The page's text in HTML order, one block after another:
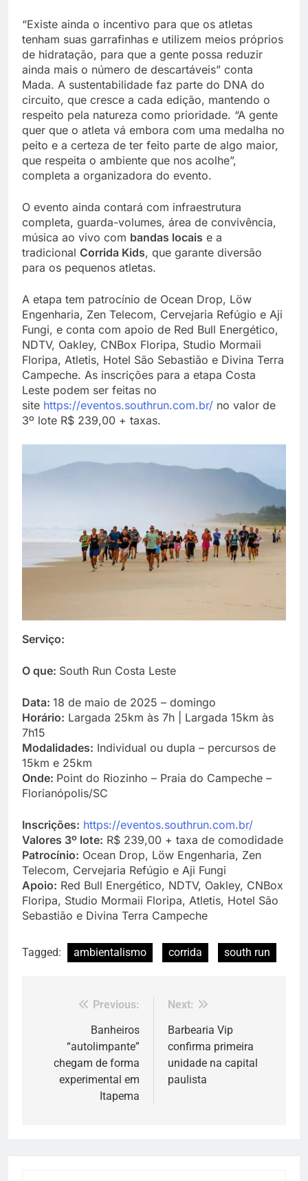
“Existe ainda o incentivo para que os atletas
tenham suas garrafinhas e utilizem meios próprios
de hidratação, para que a gente possa reduzir
ainda mais o número de descartáveis” conta
Mada. A sustentabilidade faz parte do DNA do
circuito, que cresce a cada edição, mantendo o
respeito pela natureza como prioridade. “A gente
quer que o atleta vá embora com uma medalha no
peito e a certeza de ter feito parte de algo maior,
que respeita o ambiente que nos acolhe”,
completa a organizadora do evento.
O evento ainda contará com infraestrutura
completa, guarda-volumes, área de convivência,
música ao vivo com bandas locais e a
tradicional Corrida Kids, que garante diversão
para os pequenos atletas.
A etapa tem patrocínio de Ocean Drop, Löw
Engenharia, Zen Telecom, Cervejaria Refúgio e Aji
Fungi, e conta com apoio de Red Bull Energético,
NDTV, Oakley, CNBox Floripa, Studio Mormaii
Floripa, Atletis, Hotel São Sebastião e Divina Terra
Campeche. As inscrições para a etapa Costa
Leste podem ser feitas no
site https://eventos.southrun.com.br/ no valor de
3º lote R$ 239,00 + taxas.
Serviço:
O que: South Run Costa Leste
Data: 18 de maio de 2025 – domingo
Horário: Largada 25km às 7h | Largada 15km às
7h15
Modalidades: Individual ou dupla – percursos de
15km e 25km
Onde: Point do Riozinho – Praia do Campeche –
Florianópolis/SC
Inscrições: https://eventos.southrun.com.br/
Valores 3º lote: R$ 239,00 + taxa de comodidade
Patrocínio: Ocean Drop, Löw Engenharia, Zen
Telecom, Cervejaria Refúgio e Aji Fungi
Apoio: Red Bull Energético, NDTV, Oakley, CNBox
Floripa, Studio Mormaii Floripa, Atletis, Hotel São
Sebastião e Divina Terra Campeche
Tagged: ambientalismo corrida south run
Navegação
Post
Previous:
Banheiros
“autolimpante”
chegam de forma
experimental em
Itapema
Next:
Barbearia Vip
confirma primeira
unidade na capital
paulista